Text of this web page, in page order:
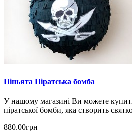
Піньята Піратська бомба
У нашому магазині Ви можете
піратської бомби, яка створить
880.00грн